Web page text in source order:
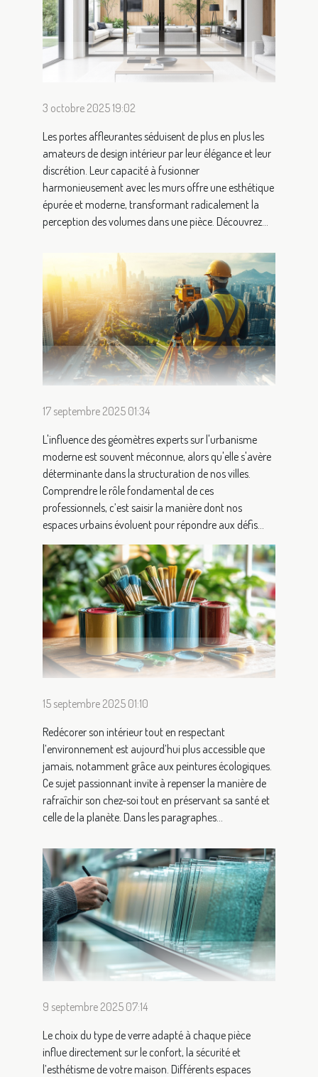
3 octobre 2025 19:02
Les portes affleurantes séduisent de plus en plus les
amateurs de design intérieur par leur élégance et leur
discrétion. Leur capacité à fusionner
harmonieusement avec les murs offre une esthétique
épurée et moderne, transformant radicalement la
perception des volumes dans une pièce. Découvrez...
17 septembre 2025 01:34
L'influence des géomètres experts sur l'urbanisme
moderne est souvent méconnue, alors qu'elle s'avère
déterminante dans la structuration de nos villes.
Comprendre le rôle fondamental de ces
professionnels, c’est saisir la manière dont nos
espaces urbains évoluent pour répondre aux défis...
15 septembre 2025 01:10
Redécorer son intérieur tout en respectant
l’environnement est aujourd’hui plus accessible que
jamais, notamment grâce aux peintures écologiques.
Ce sujet passionnant invite à repenser la manière de
rafraîchir son chez-soi tout en préservant sa santé et
celle de la planète. Dans les paragraphes...
9 septembre 2025 07:14
Le choix du type de verre adapté à chaque pièce
influe directement sur le confort, la sécurité et
l’esthétisme de votre maison. Différents espaces